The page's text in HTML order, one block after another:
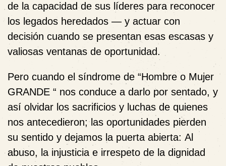
de la capacidad de sus líderes para reconocer
los legados heredados — y actuar con
decisión cuando se presentan esas escasas y
valiosas ventanas de oportunidad.
Pero cuando el síndrome de “Hombre o Mujer
GRANDE “ nos conduce a darlo por sentado, y
así olvidar los sacrificios y luchas de quienes
nos antecedieron; las oportunidades pierden
su sentido y dejamos la puerta abierta: Al
abuso, la injusticia e irrespeto de la dignidad